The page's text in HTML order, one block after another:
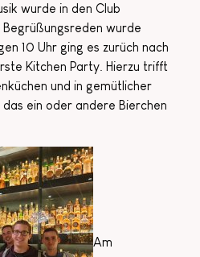
wurde in den Club
wurde
10 Uhr ging es zurüch nach
Kitchen Party. Hierzu trifft
und in gemütlicher
ein oder andere Bierchen
Am